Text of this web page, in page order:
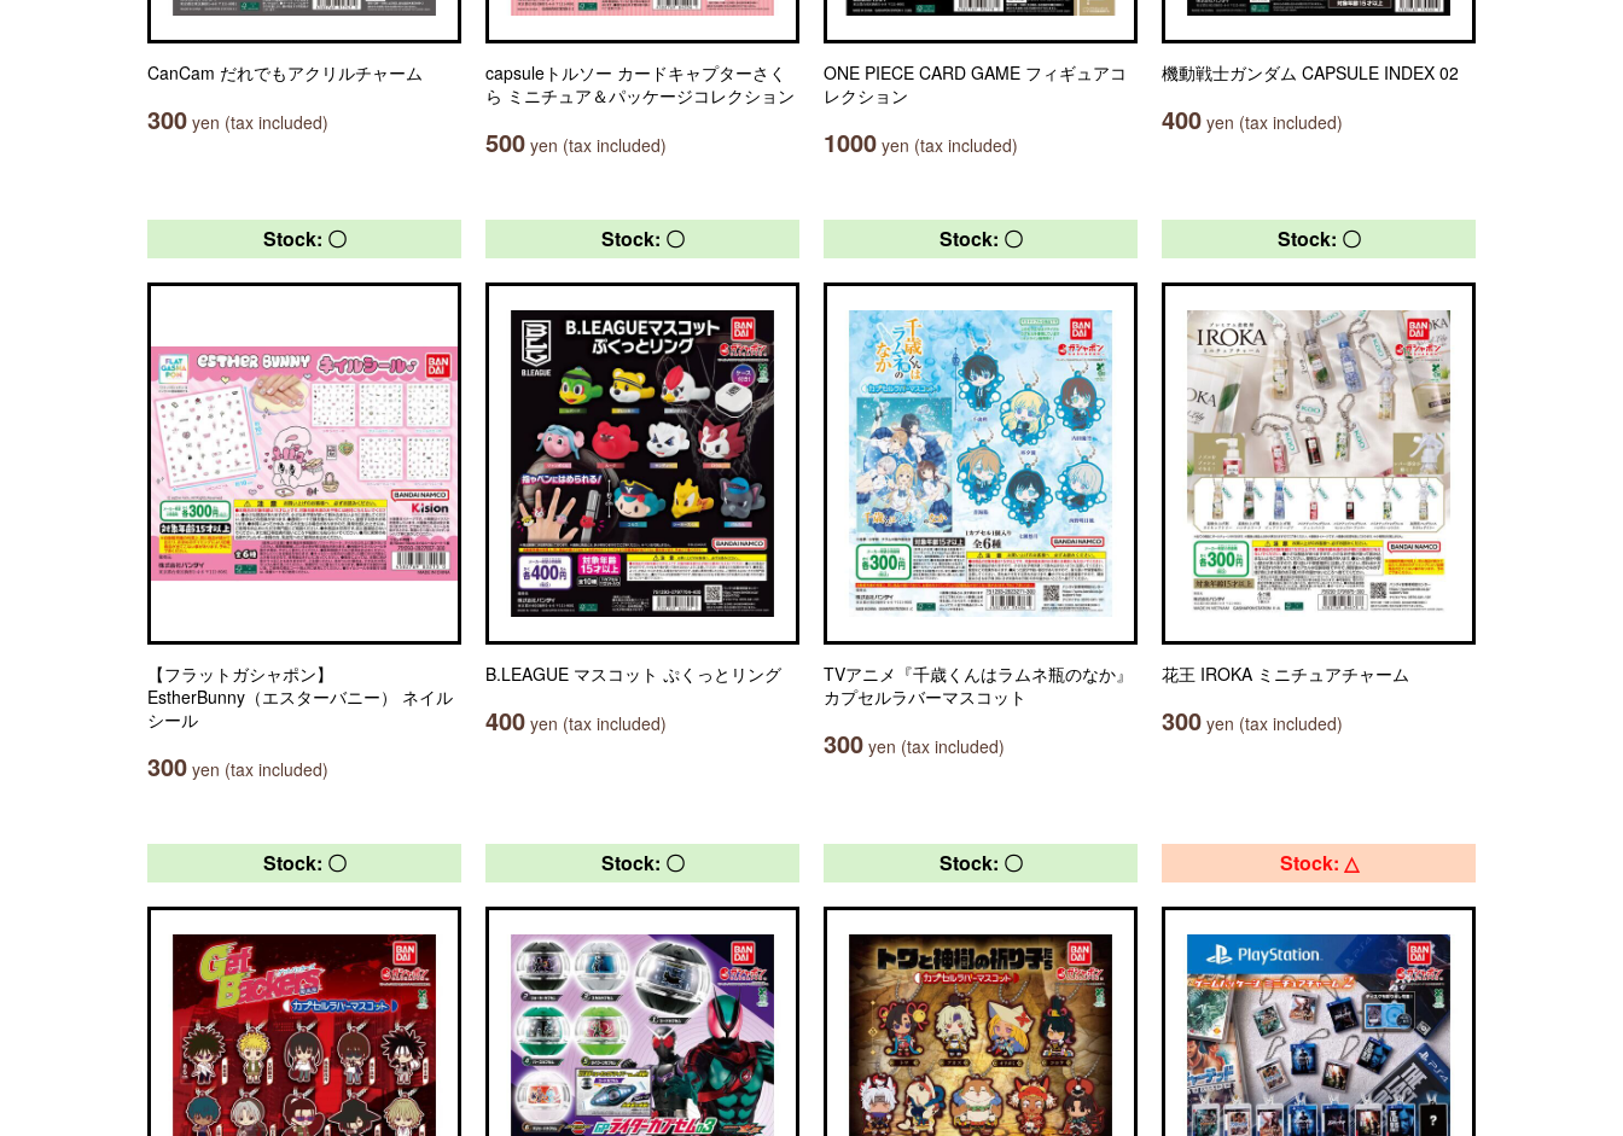
CanCam だれでもアクリルチャーム
300 yen (tax included)
capsuleトルソー カードキャプターさく
ら ミニチュア＆パッケージコレクション
500 yen (tax included)
ONE PIECE CARD GAME フィギュアコ
レクション
1000 yen (tax included)
機動戦士ガンダム CAPSULE INDEX 02
400 yen (tax included)
Stock: 〇
【フラットガシャポン】
EstherBunny（エスターバニー） ネイル
シール
300 yen (tax included)
Stock: 〇
B.LEAGUE マスコット ぷくっとリング
400 yen (tax included)
Stock: 〇
TVアニメ『千歳くんはラムネ瓶のなか』
カプセルラバーマスコット
300 yen (tax included)
Stock: 〇
花王 IROKA ミニチュアチャーム
300 yen (tax included)
Stock: 〇 Stock: 〇 Stock: 〇 Stock: △